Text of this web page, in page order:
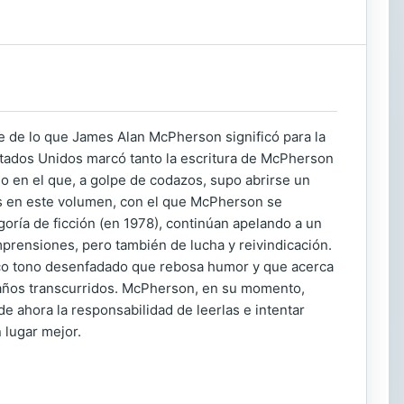
lo que James Alan McPherson significó para la
Unidos marcó tanto la escritura de McPherson
el que, a golpe de codazos, supo abrirse un
este volumen, con el que McPherson se
de ficción (en 1978), continúan apelando a un
pero también de lucha y reivindicación.
tono desenfadado que rebosa humor y que acerca
transcurridos. McPherson, en su momento,
ahora la responsabilidad de leerlas e intentar
mejor.